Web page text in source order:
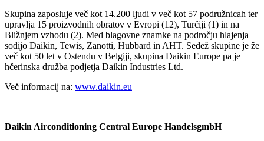
Skupina zaposluje več kot 14.200 ljudi v več kot 57 podružnicah ter
upravlja 15 proizvodnih obratov v Evropi (12), Turčiji (1) in na
Bližnjem vzhodu (2). Med blagovne znamke na področju hlajenja
sodijo Daikin, Tewis, Zanotti, Hubbard in AHT. Sedež skupine je že
več kot 50 let v Ostendu v Belgiji, skupina Daikin Europe pa je
hčerinska družba podjetja Daikin Industries Ltd.
Več informacij na: www.daikin.eu
Daikin Airconditioning Central Europe HandelsgmbH